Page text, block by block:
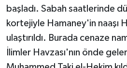
başladı. Sabah saatlerinde
kortejiyle Hamaney'in naaşı
ulaştırıldı. Burada cenaze
İlimler Havzası'nın önde